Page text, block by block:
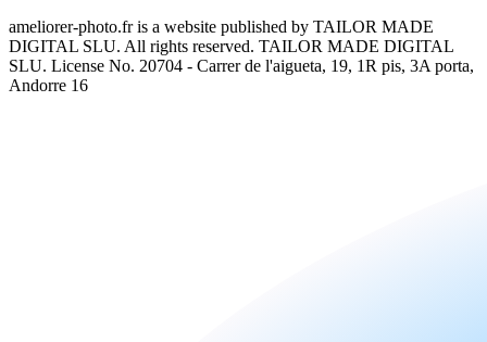
ameliorer-photo.fris a website published by TAILOR MADE
DIGITAL SLU. All rights reserved. TAILOR MADE DIGITAL
SLU. License No. 20704 - Carrer de l'aigueta, 19, 1R pis, 3A porta,
Andorre 16